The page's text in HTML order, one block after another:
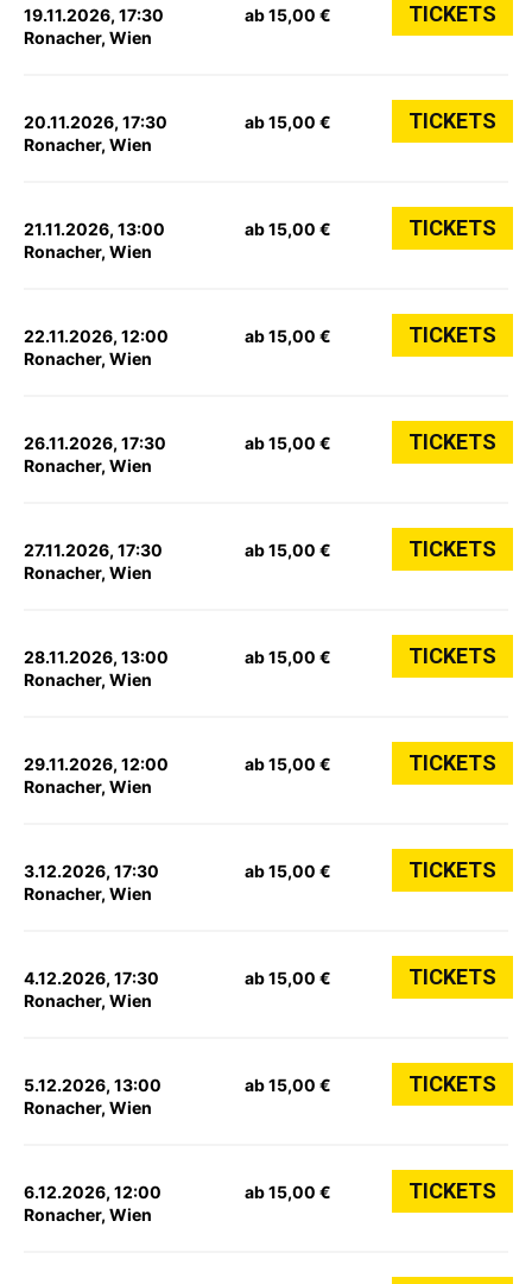
19.11.2026, 17:30
Ronacher, Wien
ab 15,00 € TICKETS
20.11.2026, 17:30
Ronacher, Wien
ab 15,00 € TICKETS
21.11.2026, 13:00
Ronacher, Wien
ab 15,00 € TICKETS
22.11.2026, 12:00
Ronacher, Wien
ab 15,00 € TICKETS
26.11.2026, 17:30
Ronacher, Wien
ab 15,00 € TICKETS
27.11.2026, 17:30
Ronacher, Wien
ab 15,00 € TICKETS
28.11.2026, 13:00
Ronacher, Wien
ab 15,00 € TICKETS
29.11.2026, 12:00
Ronacher, Wien
ab 15,00 € TICKETS
3.12.2026, 17:30
Ronacher, Wien
ab 15,00 € TICKETS
4.12.2026, 17:30
Ronacher, Wien
ab 15,00 € TICKETS
5.12.2026, 13:00
Ronacher, Wien
ab 15,00 € TICKETS
6.12.2026, 12:00
Ronacher, Wien
ab 15,00 € TICKETS